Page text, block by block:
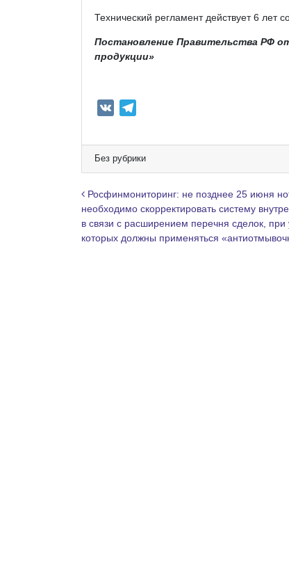
Технический регламент действует 6 лет
Постановление Правительства РФ
продукции»
e
g
r
a
m
Без рубрики
Навигация по записям
Росфинмониторинг: не позднее 25 июня
необходимо скорректировать систему
в связи с расширением перечня сделок, при
которых должны применяться